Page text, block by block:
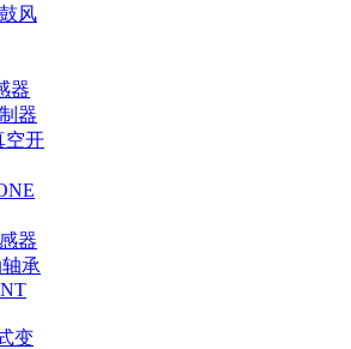
风
器
器
空开
器
承
变